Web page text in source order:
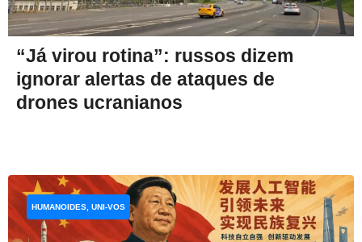
“Já virou rotina”: russos dizem
ignorar alertas de ataques de
drones ucranianos
HUMANOIDES, UNI-VOS